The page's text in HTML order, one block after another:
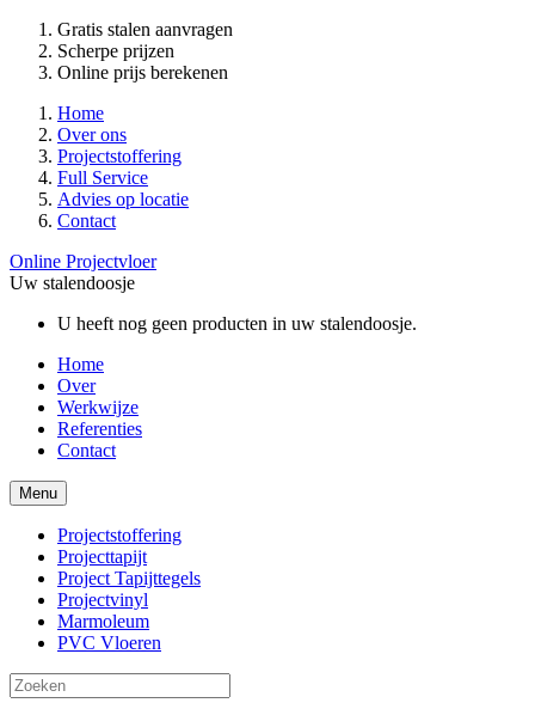
Gratis stalen aanvragen
Scherpe prijzen
Online prijs berekenen
Home
Over ons
Projectstoffering
Full Service
Advies op locatie
Contact
Online Projectvloer
Uw stalendoosje
U heeft nog geen producten in uw stalendoosje.
Home
Over
Werkwijze
Referenties
Contact
Menu
Projectstoffering
Projecttapijt
Project Tapijttegels
Projectvinyl
Marmoleum
PVC Vloeren